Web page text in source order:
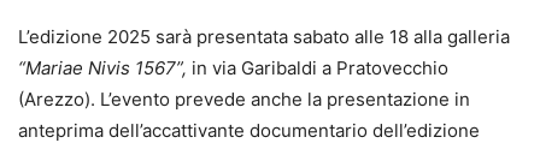
L’edizione 2025 sarà presentata sabato alle 18 alla galleria
“Mariae Nivis 1567”, in via Garibaldi a Pratovecchio
(Arezzo). L’evento prevede anche la presentazione in
anteprima dell’accattivante documentario dell’edizione